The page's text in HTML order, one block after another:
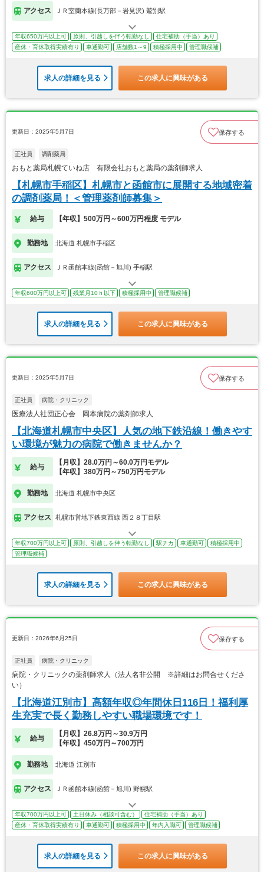
アクセス ＪＲ室蘭本線(長万部－岩見沢) 鷲別駅
年収650万円以上可 原則、引越しを伴う転勤なし
住宅補助（手当）あり
産休・育休取得実績有り
車通勤可 店舗数1～9 積極採用中 管理職候補
求人の詳細を見る この求人に興味がある
更新日：2025年5月7日 保存する
正社員 調剤薬局
おもと薬局札幌ていね店 有限会社おもと薬局の薬剤師求人
【札幌市手稲区】札幌市と函館市に展開する地域密着
の調剤薬局！＜管理薬剤師募集＞
給与 【年収】500万円～600万円程度 モデル
勤務地 北海道 札幌市手稲区
アクセス ＪＲ函館本線(函館－旭川) 手稲駅
年収600万円以上可 残業月10ｈ以下 積極採用中 管理職候補
求人の詳細を見る この求人に興味がある
更新日：2025年5月7日 保存する
正社員 病院・クリニック
医療法人社団正心会 岡本病院の薬剤師求人
【北海道札幌市中央区】人気の地下鉄沿線！働きやす
い環境が魅力の病院で働きませんか？
給与
【月収】28.0万円～60.0万円モデル
【年収】380万円～750万円モデル
勤務地 北海道 札幌市中央区
アクセス 札幌市営地下鉄東西線 西２８丁目駅
年収700万円以上可 原則、引越しを伴う転勤なし 駅チカ 車通勤可
積極採用中
管理職候補
求人の詳細を見る この求人に興味がある
更新日：2026年6月25日 保存する
正社員 病院・クリニック
病院・クリニックの薬剤師求人（法人名非公開 ※詳細はお問合せくださ
い）
【北海道江別市】高額年収◎年間休日116日！福利厚
生充実で長く勤務しやすい職場環境です！
給与
【月収】26.8万円～30.9万円
【年収】450万円～700万円
勤務地 北海道 江別市
アクセス ＪＲ函館本線(函館－旭川) 野幌駅
年収700万円以上可 土日休み（相談可含む）
住宅補助（手当）あり
産休・育休取得実績有り
車通勤可 積極採用中 年内入職可 管理職候補
求人の詳細を見る この求人に興味がある